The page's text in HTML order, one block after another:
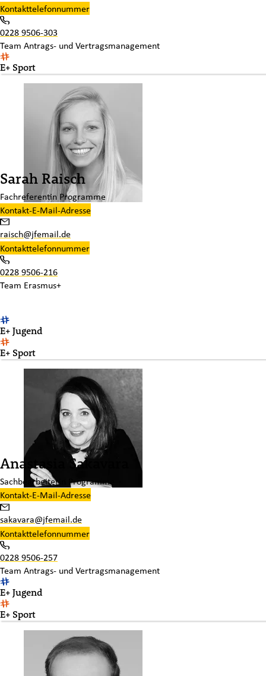
Kontakttelefonnummer
0228 9506-303
Team Antrags- und Vertragsmanagement
E+ Sport
Sarah Raisch
Fachreferentin Programme
Kontakt-E-Mail-Adresse
raisch@jfemail.de
Kontakttelefonnummer
0228 9506-216
Team Erasmus+
E+ Jugend
E+ Sport
Anastasia Sakavara
Sachbearbeiterin Programme
Kontakt-E-Mail-Adresse
sakavara@jfemail.de
Kontakttelefonnummer
0228 9506-257
Team Antrags- und Vertragsmanagement
E+ Jugend
E+ Sport